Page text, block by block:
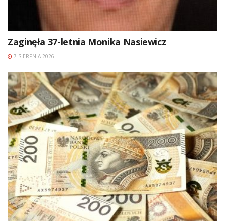
Zaginęła 37-letnia Monika Nasiewicz
7 SIERPNIA 2026